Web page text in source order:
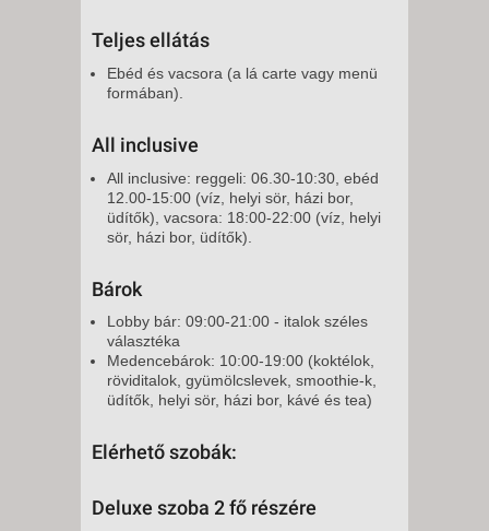
Teljes ellátás
Ebéd és vacsora (a lá carte vagy menü
formában).
All inclusive
All inclusive: reggeli: 06.30-10:30, ebéd
12.00-15:00 (víz, helyi sör, házi bor,
üdítők), vacsora: 18:00-22:00 (víz, helyi
sör, házi bor, üdítők).
Bárok
Lobby bár: 09:00-21:00 - italok széles
választéka
Medencebárok: 10:00-19:00 (koktélok,
röviditalok, gyümölcslevek, smoothie-k,
üdítők, helyi sör, házi bor, kávé és tea)
Elérhető szobák:
Deluxe szoba 2 fő részére